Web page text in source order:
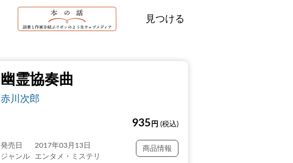
見つける
幽霊協奏曲
赤川次郎
935 円 (税込)
発売日
2017年03月13日
ジャンル
エンタメ・ミステリ
商品情報